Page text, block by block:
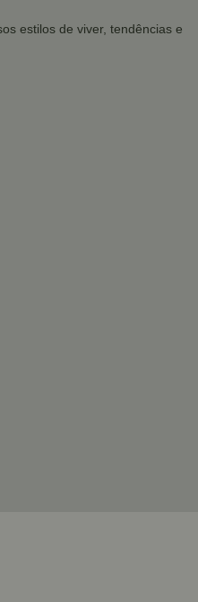
estilos de viver, tendências e